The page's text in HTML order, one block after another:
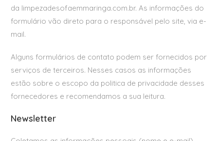
da limpezadesofaemmaringa.com.br. As informações do
formulário vão direto para o responsável pelo site, via e-
mail.
Alguns formulários de contato podem ser fornecidos por
serviços de terceiros. Nesses casos as informações
estão sobre o escopo da politica de privacidade desses
fornecedores e recomendamos a sua leitura.
Newsletter